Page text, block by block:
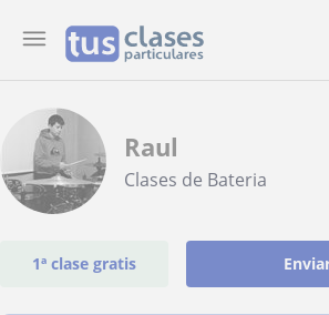
Raul
Clases de Bateria
1ª clase gratis